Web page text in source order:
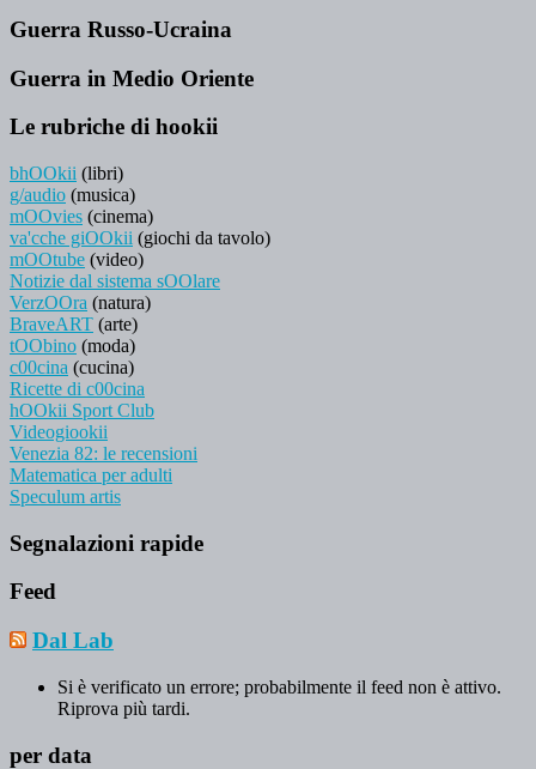
Guerra Russo-Ucraina
Guerra in Medio Oriente
Le rubriche di hookii
bhOOkii (libri)
g/audio (musica)
mOOvies (cinema)
va'cche giOOkii (giochi da tavolo)
mOOtube (video)
Notizie dal sistema sOOlare
VerzOOra (natura)
BraveART (arte)
tOObino (moda)
c00cina (cucina)
Ricette di c00cina
hOOkii Sport Club
Videogiookii
Venezia 82: le recensioni
Matematica per adulti
Speculum artis
Segnalazioni rapide
Feed
Dal Lab
Si è verificato un errore; probabilmente il feed non è attivo.
Riprova più tardi.
per data